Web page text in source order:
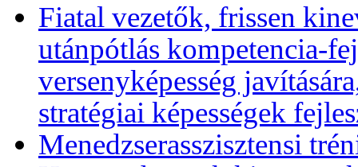
Fiatal vezetők, frissen
utánpótlás kompetencia-
versenyképesség
stratégiai képességek
Menedzserasszisztensi